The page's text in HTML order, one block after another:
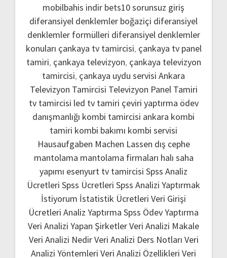
mobilbahis indir bets10 sorunsuz giriş
diferansiyel denklemler boğaziçi diferansiyel
denklemler formülleri diferansiyel denklemler
konuları çankaya tv tamircisi, çankaya tv panel
tamiri, çankaya televizyon, çankaya televizyon
tamircisi, çankaya uydu servisi Ankara
Televizyon Tamircisi Televizyon Panel Tamiri
tv tamircisi led tv tamiri çeviri yaptırma ödev
danışmanlığı kombi tamircisi ankara kombi
tamiri kombi bakımı kombi servisi
Hausaufgaben Machen Lassen dış cephe
mantolama mantolama firmaları halı saha
yapımı esenyurt tv tamircisi Spss Analiz
Ücretleri Spss Ücretleri Spss Analizi Yaptırmak
İstiyorum İstatistik Ücretleri Veri Girişi
Ücretleri Analiz Yaptırma Spss Ödev Yaptırma
Veri Analizi Yapan ŞirketlerVeri Analizi Makale
Veri Analizi NedirVeri Analizi Ders Notları Veri
Analizi Yöntemleri Veri Analizi Özellikleri Veri